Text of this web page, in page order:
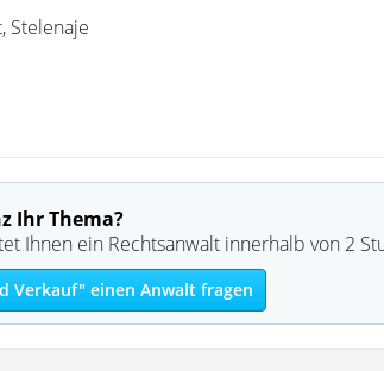
Stelenaje
Ihr Thema?
Ihnen ein Rechtsanwalt innerhalb von 2
Verkauf" einen Anwalt fragen